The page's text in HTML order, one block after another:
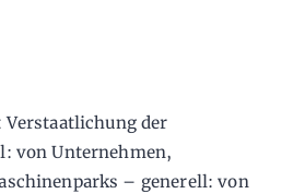
der
von Unternehmen,
– generell: von